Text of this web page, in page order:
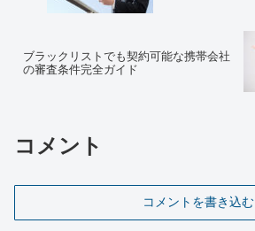
ブラックリストでも契約可能な携帯会社
の審査条件完全ガイド
コメント
コメントを書き込む